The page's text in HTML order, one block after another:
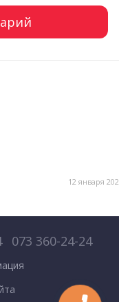
12 января
073 360-24-24